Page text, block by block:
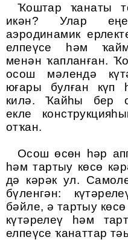
Ҡоштар ҡанаты
икән? Улар
аэродинамик
елпеүсе һәм
менән ҡапланған.
осош мәлендә
юғары булған күп
килә. Ҡайһы бер
екле
отҡан.
Осош өсөн һәр
һәм тартыу көсө
дә кәрәк ул.
бүленгән:
бәйле, ә тартыу
күтәрелеү һәм
елпеүсе ҡанаттар